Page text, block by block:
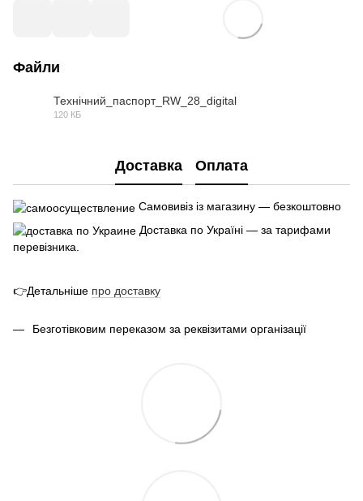
Файли
Технічний_паспорт_RW_28_digital
120 КБ
Доставка Оплата
Самовивіз із магазину — безкоштовно
Доставка по Україні — за тарифами
перевізника.
👉Детальніше про доставку
Безготівковим переказом за реквізитами організації